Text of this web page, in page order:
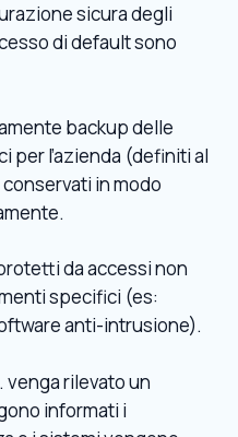
sicura degli
di default sono
backup delle
per l’azienda (definiti al
in modo
da accessi non
specifici (es:
anti-intrusione).
venga rilevato un
informati i